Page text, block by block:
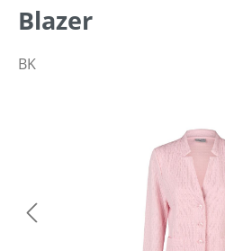
Blazer
BK